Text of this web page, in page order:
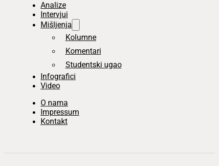
Analize
Intervjui
Mišljenja
Kolumne
Komentari
Studentski ugao
Infografici
Video
O nama
Impressum
Kontakt